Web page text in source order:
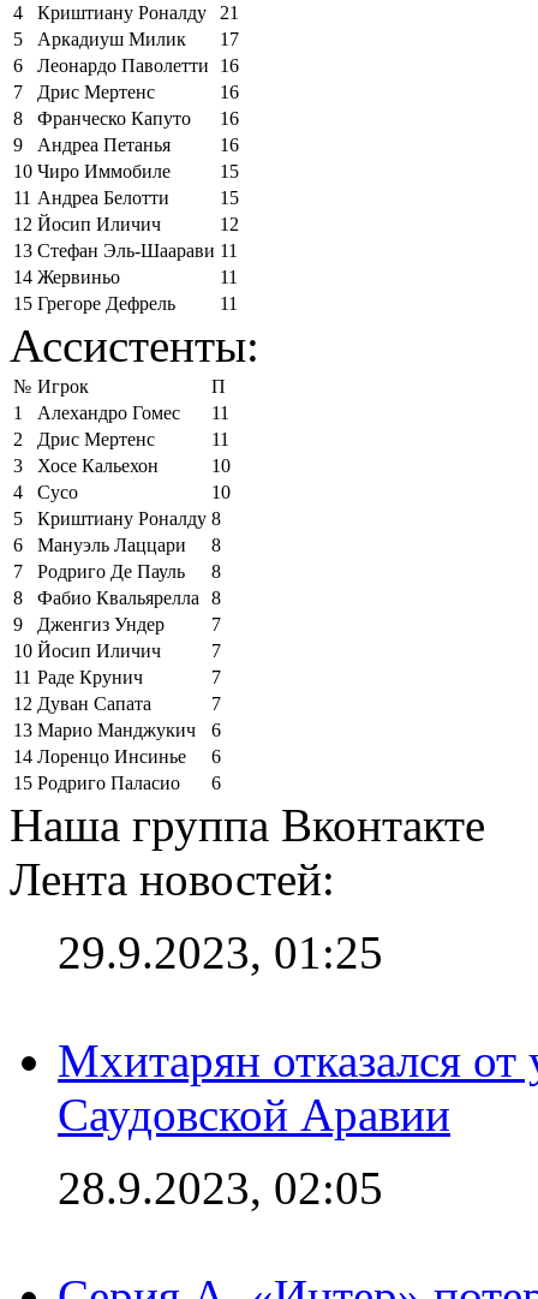
4
Криштиану Роналду
21
5
Аркадиуш Милик
17
6
Леонардо Паволетти
16
7
Дрис Мертенс
16
8
Франческо Капуто
16
9
Андреа Петанья
16
10 Чиро Иммобиле
15
11 Андреа Белотти
15
12 Йосип Иличич
12
13 Стефан Эль-Шаарави 11
14 Жервиньо
11
15 Грегоре Дефрель 11
Ассистенты:
№ Игрок
П
1
Алехандро Гомес
11
2
Дрис Мертенс
11
3
Хосе Кальехон
10
4
Сусо
10
5
Криштиану Роналду 8
6
Мануэль Лаццари
8
7
Родриго Де Пауль
8
8
Фабио Квальярелла
8
9
Дженгиз Ундер
7
10 Йосип Иличич
7
11 Раде Крунич
7
12 Дуван Сапата
7
13 Марио Манджукич
6
14 Лоренцо Инсинье
6
15 Родриго Паласио 6
Наша группа Вконтакте
Лента новостей:
29.9.2023, 01:25
Мхитарян отказался от
Саудовской Аравии
28.9.2023, 02:05